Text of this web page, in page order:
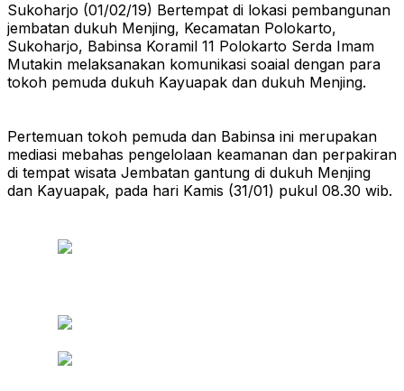
Sukoharjo (01/02/19) Bertempat di lokasi pembangunan
jembatan dukuh Menjing, Kecamatan Polokarto,
Sukoharjo, Babinsa Koramil 11 Polokarto Serda Imam
Mutakin melaksanakan komunikasi soaial dengan para
tokoh pemuda dukuh Kayuapak dan dukuh Menjing.
Pertemuan tokoh pemuda dan Babinsa ini merupakan
mediasi mebahas pengelolaan keamanan dan perpakiran
di tempat wisata Jembatan gantung di dukuh Menjing
dan Kayuapak, pada hari Kamis (31/01) pukul 08.30 wib.